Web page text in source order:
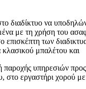
διαδίκτυο να
με τη χρήση του
επισκέπτη των
μπαλέτου και
παροχής υπηρεσιών
εργαστήρι χορού